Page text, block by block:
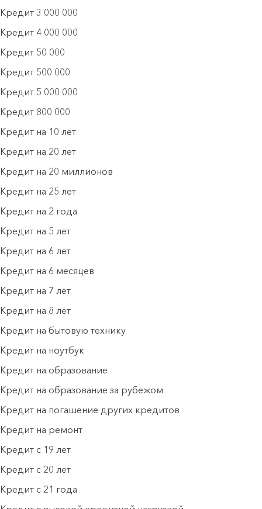
Кредит 3 000 000
Кредит 4 000 000
Кредит 50 000
Кредит 500 000
Кредит 5 000 000
Кредит 800 000
Кредит на 10 лет
Кредит на 20 лет
Кредит на 20 миллионов
Кредит на 25 лет
Кредит на 2 года
Кредит на 5 лет
Кредит на 6 лет
Кредит на 6 месяцев
Кредит на 7 лет
Кредит на 8 лет
Кредит на бытовую технику
Кредит на ноутбук
Кредит на образование
Кредит на образование за рубежом
Кредит на погашение других кредитов
Кредит на ремонт
Кредит с 19 лет
Кредит с 20 лет
Кредит с 21 года